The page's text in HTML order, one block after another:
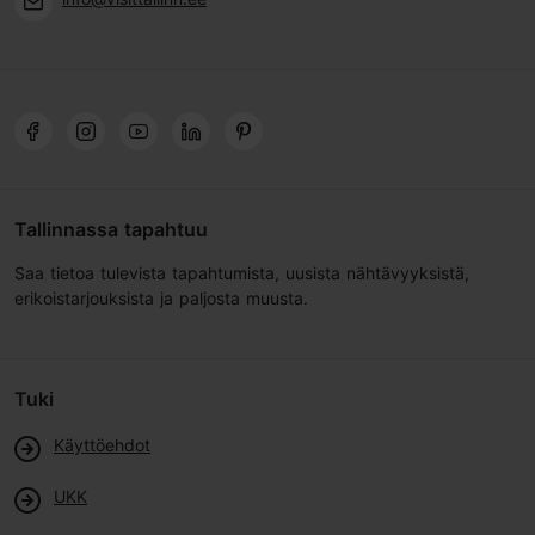
Tallinnassa tapahtuu
Saa tietoa tulevista tapahtumista, uusista nähtävyyksistä,
erikoistarjouksista ja paljosta muusta.
Tuki
Käyttöehdot
UKK